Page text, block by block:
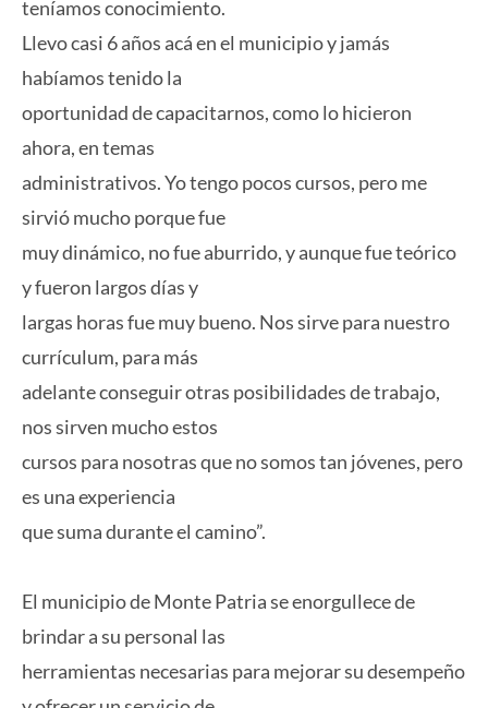
teníamos conocimiento.
Llevo casi 6 años acá en el municipio y jamás
habíamos tenido la
oportunidad de capacitarnos, como lo hicieron
ahora, en temas
administrativos. Yo tengo pocos cursos, pero me
sirvió mucho porque fue
muy dinámico, no fue aburrido, y aunque fue teórico
y fueron largos días y
largas horas fue muy bueno. Nos sirve para nuestro
currículum, para más
adelante conseguir otras posibilidades de trabajo,
nos sirven mucho estos
cursos para nosotras que no somos tan jóvenes, pero
es una experiencia
que suma durante el camino”.
El municipio de Monte Patria se enorgullece de
brindar a su personal las
herramientas necesarias para mejorar su desempeño